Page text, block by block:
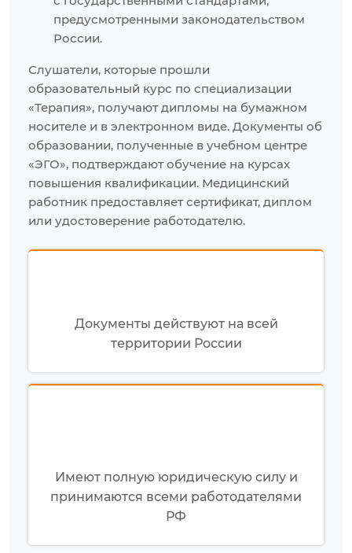
предусмотренными законодательством
России.
Слушатели, которые прошли
образовательный курс по специализации
«Терапия», получают дипломы на бумажном
носителе и в электронном виде. Документы об
образовании, полученные в учебном центре
«ЭГО», подтверждают обучение на курсах
повышения квалификации. Медицинский
работник предоставляет сертификат, диплом
или удостоверение работодателю.
Документы действуют на всей
территории России
Имеют полную юридическую силу и
принимаются всеми работодателями
РФ